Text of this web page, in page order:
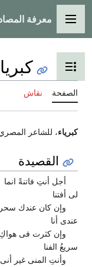
القائمة الرئيسية
معرفة
تبديل عرض جدول
الصفحة نقاش
كبرياء، للشاعر
القصيدة
أجل أنتِ فاتنةً انما
لى أفتنا
وإن كان عندك سحر
عندى أنا
وإن كثرت فى
سريعُ الفنا
وأنتِ المنى غير